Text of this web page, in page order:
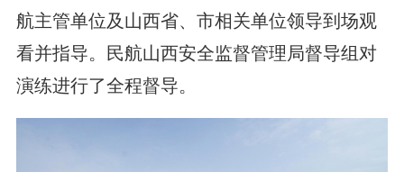
航主管单位及山西省、市相关单位领导到场观
看并指导。民航山西安全监督管理局督导组对
演练进行了全程督导。